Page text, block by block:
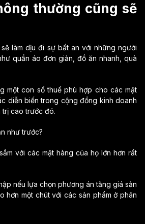
thường cũng sẽ
làm dịu đi sự bất an với những người
quần áo đơn giản, đồ ăn nhanh, quà
một con số thuế phù hợp cho các mặt
diễn biến trong cộng đồng kinh doanh
trị cao trước đó.
với các mặt hàng của họ lớn hơn rất
nếu lựa chọn phương án tăng giá sản
hơn một chút với các sản phẩm ở phân